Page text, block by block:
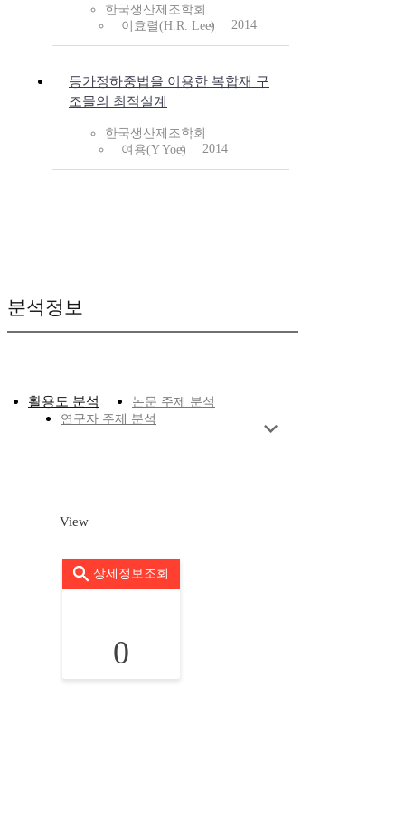
한국생산제조학회
이효렬(H.R. Lee)
2014
등가정하중법을 이용한 복합재 구
조물의 최적설계
한국생산제조학회
여용(Y Yoe)
2014
분석정보
활용도 분석
논문 주제 분석
연구자 주제 분석
View
상세정보조회
0